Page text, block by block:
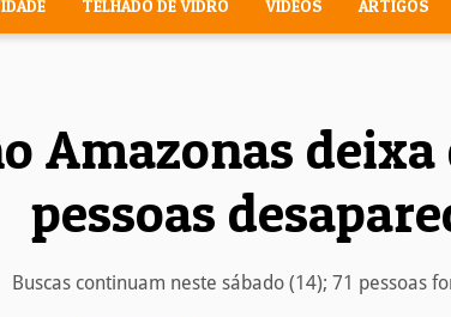
TELHADO DE VIDRO VÍDEOS ARTIGOS
Amazonas deixa
pessoas
Buscas continuam neste sábado (14); 71 pessoas